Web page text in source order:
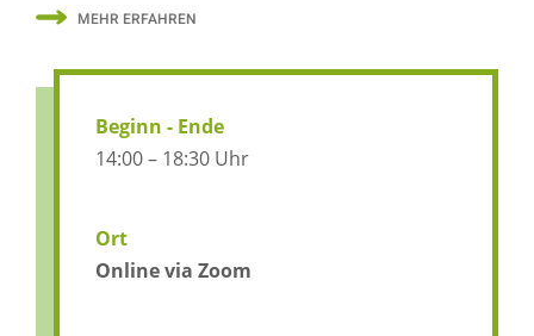
MEHR ERFAHREN
Beginn - Ende
14:00 – 18:30 Uhr
Ort
Online via Zoom